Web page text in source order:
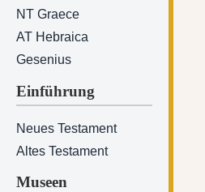
NT Graece
AT Hebraica
Gesenius
Einführung
Neues Testament
Altes Testament
Museen